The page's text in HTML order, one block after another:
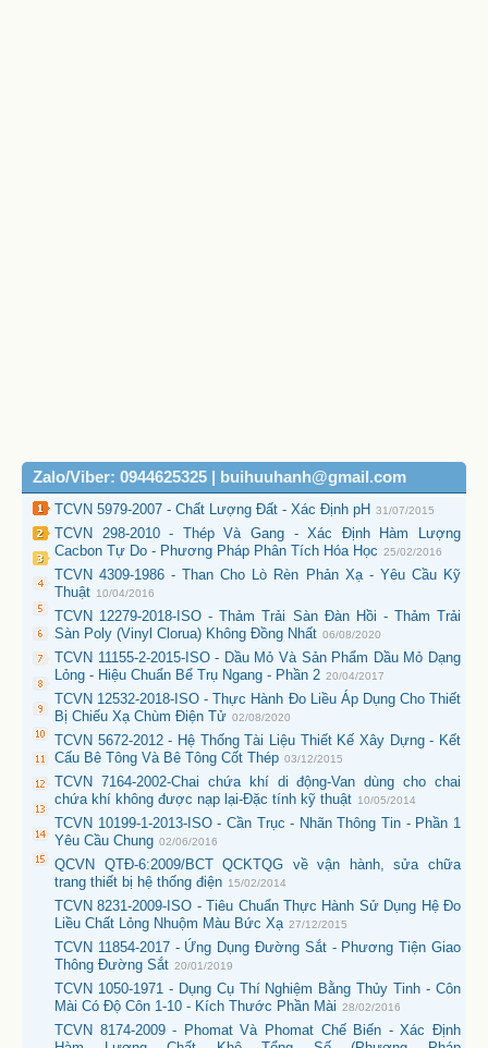
Zalo/Viber: 0944625325 | buihuuhanh@gmail.com
TCVN 5979-2007 - Chất Lượng Đất - Xác Định pH 31/07/2015
TCVN 298-2010 - Thép Và Gang - Xác Định Hàm Lượng
Cacbon Tự Do - Phương Pháp Phân Tích Hóa Học 25/02/2016
TCVN 4309-1986 - Than Cho Lò Rèn Phản Xạ - Yêu Cầu Kỹ
Thuật 10/04/2016
TCVN 12279-2018-ISO - Thảm Trải Sàn Đàn Hồi - Thảm Trải
Sàn Poly (Vinyl Clorua) Không Đồng Nhất 06/08/2020
TCVN 11155-2-2015-ISO - Dầu Mỏ Và Sản Phẩm Dầu Mỏ Dạng
Lỏng - Hiệu Chuẩn Bể Trụ Ngang - Phần 2 20/04/2017
TCVN 12532-2018-ISO - Thực Hành Đo Liều Áp Dụng Cho Thiết
Bị Chiếu Xạ Chùm Điện Tử 02/08/2020
TCVN 5672-2012 - Hệ Thống Tài Liệu Thiết Kế Xây Dựng - Kết
Cấu Bê Tông Và Bê Tông Cốt Thép 03/12/2015
TCVN 7164-2002-Chai chứa khí di động-Van dùng cho chai
chứa khí không được nạp lại-Đặc tính kỹ thuật 10/05/2014
TCVN 10199-1-2013-ISO - Cần Trục - Nhãn Thông Tin - Phần 1
Yêu Cầu Chung 02/06/2016
QCVN QTĐ-6:2009/BCT QCKTQG về vận hành, sửa chữa
trang thiết bị hệ thống điện 15/02/2014
TCVN 8231-2009-ISO - Tiêu Chuẩn Thực Hành Sử Dụng Hệ Đo
Liều Chất Lỏng Nhuộm Màu Bức Xạ 27/12/2015
TCVN 11854-2017 - Ứng Dụng Đường Sắt - Phương Tiện Giao
Thông Đường Sắt 20/01/2019
TCVN 1050-1971 - Dụng Cụ Thí Nghiệm Bằng Thủy Tinh - Côn
Mài Có Độ Côn 1-10 - Kích Thước Phần Mài 28/02/2016
TCVN 8174-2009 - Phomat Và Phomat Chế Biến - Xác Định